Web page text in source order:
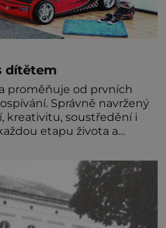
dítětem
proměňuje od prvních
Správně navržený
kreativitu, soustředění i
etapu života a
bezpečí, proto by pokoj
klidně a útulně.